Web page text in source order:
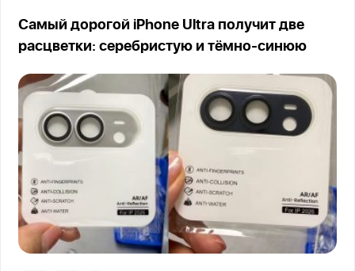
Самый дорогой iPhone Ultra получит две
расцветки: серебристую и тёмно-синюю